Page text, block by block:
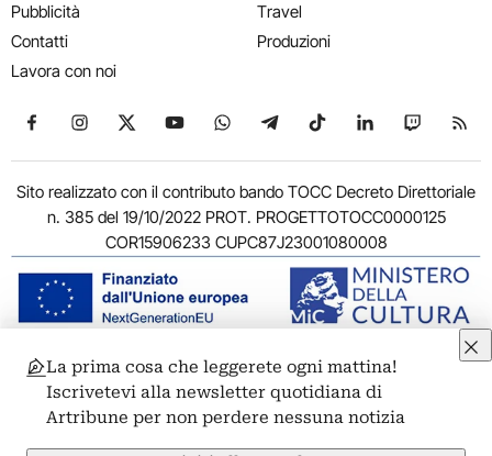
Pubblicità
Contatti
Lavora con noi
Travel
Produzioni
Seguici su Facebook
Seguici su Instagram
Seguici su X
Seguici su YouTube
Seguici su WhatsApp
Seguici su Telegram
Seguici su TikTok
Seguici su
Seguici
Sito realizzato con il contributo bando TOCC Decreto Direttoriale
n. 385 del 19/10/2022 PROT. PROGETTOTOCC0000125
COR15906233 CUPC87J23001080008
© 2011-2026 ARTRIBUNE srl – Corso Vittorio Emanuele II, 287 –
00186 Roma - P.I. 11381581005
Privacy: Responsabile della protezione dei dati personali
ARTRIBUNE srl – Corso Vittorio Emanuele II, 287 – 00186 Roma
La prima cosa che leggerete ogni mattina!
Iscrivetevi alla newsletter quotidiana di
Artribune per non perdere nessuna notizia